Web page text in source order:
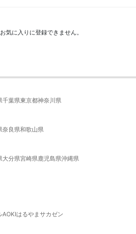
に入りに登録できません。
千葉県東京都神奈川県
奈良県和歌山県
大分県宮崎県鹿児島県沖縄県
AOKIはるやま サカゼン